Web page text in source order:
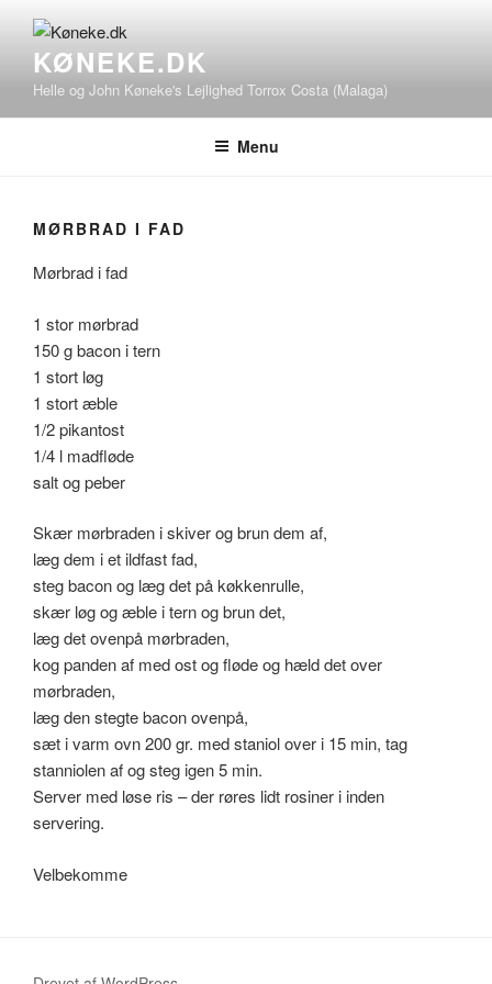
indholdKØNEKE.DK
Helle og John Køneke's Lejlighed Torrox Costa (Malaga)
Menu
MØRBRAD I FAD
Mørbrad i fad
1 stor mørbrad
150 g bacon i tern
1 stort løg
1 stort æble
1/2 pikantost
1/4 l madfløde
salt og peber
Skær mørbraden i skiver og brun dem af,
læg dem i et ildfast fad,
steg bacon og læg det på køkkenrulle,
skær løg og æble i tern og brun det,
læg det ovenpå mørbraden,
kog panden af med ost og fløde og hæld det over
mørbraden,
læg den stegte bacon ovenpå,
sæt i varm ovn 200 gr. med staniol over i 15 min, tag
stanniolen af og steg igen 5 min.
Server med løse ris – der røres lidt rosiner i inden
servering.
Velbekomme